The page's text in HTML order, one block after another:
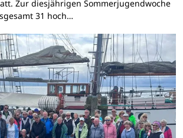
Zur diesjährigen Sommerjugendwoche
31 hoch…